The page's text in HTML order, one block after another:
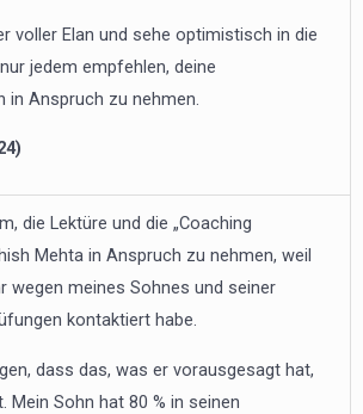
voller Elan und sehe optimistisch in die
jedem empfehlen, deine
in Anspruch zu nehmen.
die Lektüre und die „Coaching
Mehta in Anspruch zu nehmen, weil
wegen meines Sohnes und seiner
kontaktiert habe.
dass das, was er vorausgesagt hat,
Mein Sohn hat 80 % in seinen